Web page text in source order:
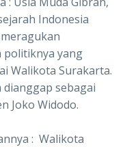
Indonesia
politiknya yang
Walikota Surakarta.
sebagai
Joko Widodo.
: Walikota